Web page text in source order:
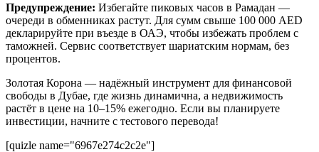
Предупреждение: Избегайте пиковых часов в Рамадан —
очереди в обменниках растут. Для сумм свыше 100 000 AED
декларируйте при въезде в ОАЭ, чтобы избежать проблем с
таможней. Сервис соответствует шариатским нормам, без
процентов.
Золотая Корона — надёжный инструмент для финансовой
свободы в Дубае, где жизнь динамична, а недвижимость
растёт в цене на 10–15% ежегодно. Если вы планируете
инвестиции, начните с тестового перевода!
[quizle name="6967e274c2c2e"]